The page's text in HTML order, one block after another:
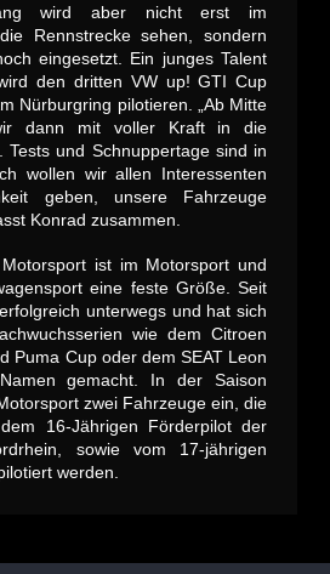
wird aber nicht erst im
Rennstrecke sehen, sondern
eingesetzt. Ein junges Talent
den dritten VW up! GTI Cup
Nürburgring pilotieren. „Ab Mitte
dann mit voller Kraft in die
Tests und Schnuppertage sind in
wollen wir allen Interessenten
geben, unsere Fahrzeuge
Konrad zusammen.
ist im Motorsport und
eine feste Größe. Seit
unterwegs und hat sich
wie dem Citroen
Puma Cup oder dem SEAT Leon
gemacht. In der Saison
zwei Fahrzeuge ein, die
16-Jährigen Förderpilot der
sowie vom 17-jährigen
werden.